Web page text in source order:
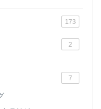
173
2
7